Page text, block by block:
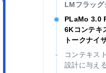
LMフラッグ
PLaMo 3.0
6Kコンテキ
トークナイ
コンテキス
設計に与え